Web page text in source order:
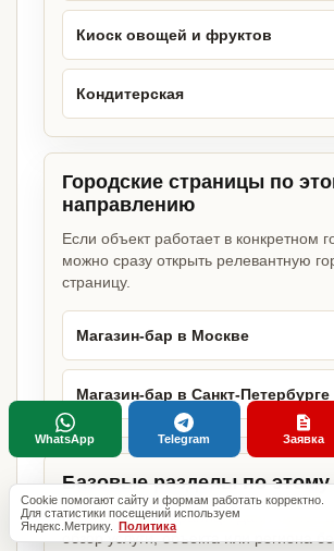
Киоск овощей и фруктов
Кондитерская
Городские страницы по
направлению
Если объект работает в конкретном
можно сразу открыть релевантную
страницу.
Магазин-бар в Москве
Магазин-бар в Санкт-Петербурге
Базовые разделы по этому
Родительские страницы дают более
обзор услуги, объекта или региона
Cookie помогают сайту и формам работать корректно.
Для статистики посещений используем
Яндекс.Метрику. Политика
WhatsApp Telegram Заявка